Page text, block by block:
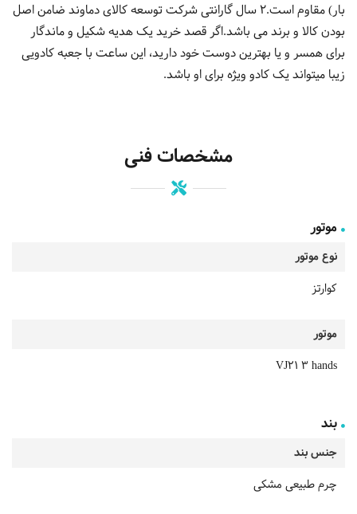
بار) مقاوم است.2 سال گارانتی شرکت توسعه کالای دماوند ضامن اصل
بودن کالا و برند می باشد.اگر قصد خرید یک هدیه شکیل و ماندگار
برای همسر و یا بهترین دوست خود دارید، این ساعت با جعبه کادویی
زیبا میتواند یک کادو ویژه برای او باشد.
مشخصات فنی
موتور
نوع موتور
کوارتز
موتور
VJ21 3 hands
بند
جنس بند
چرم طبیعی مشکی